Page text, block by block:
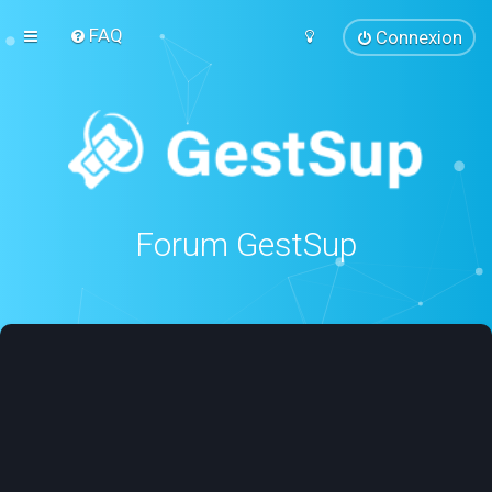
FAQ Connexion
Forum GestSup